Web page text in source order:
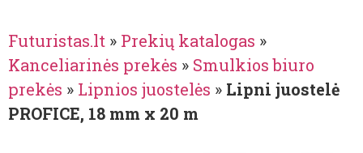
Futuristas.lt » Prekių katalogas »
Kanceliarinės prekės » Smulkios biuro
prekės » Lipnios juostelės » Lipni juostelė
PROFICE, 18 mm x 20 m